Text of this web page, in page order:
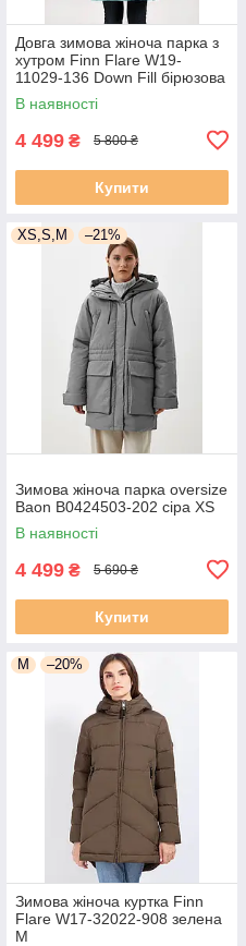
Довга зимова жіноча парка з
хутром Finn Flare W19-
11029-136 Down Fill бірюзова
S
В наявності
4 499 ₴ 5 800 ₴
Купити
XS,S,M –21%
Зимова жіноча парка oversize
Baon B0424503-202 сіра XS
В наявності
4 499 ₴ 5 690 ₴
Купити
M –20%
Зимова жіноча куртка Finn
Flare W17-32022-908 зелена
M